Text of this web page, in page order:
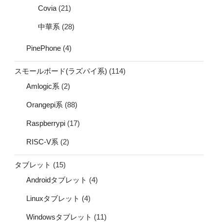
Covia (21)
中華系 (28)
PinePhone (4)
スモールボード(ラズパイ系) (114)
Amlogic系 (2)
Orangepi系 (88)
Raspberrypi (17)
RISC-V系 (2)
タブレット (15)
Androidタブレット (4)
Linuxタブレット (4)
Windowsタブレット (11)